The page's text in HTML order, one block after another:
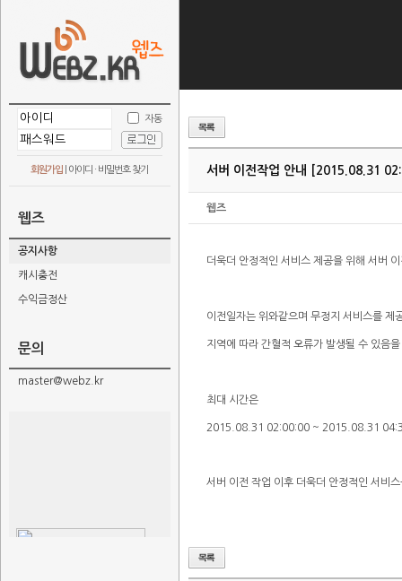
자동
회원가입 아이디 · 비밀번호 찾기
웹즈
공지사항
캐시충전
수익금정산
문의
master@webz.kr
서버 이전작업 안내 [2015.08.31
웹즈
더욱더 안정적인 서비스 제공을 위해 서버
이전일자는 위와같으며 무정지 서비스를 제
지역에 따라 간혈적 오류가 발생될 수 있음
최대 시간은
2015.08.31 02:00:00 ~ 2015.08.31
서버 이전 작업 이후 더욱더 안정적인 서비